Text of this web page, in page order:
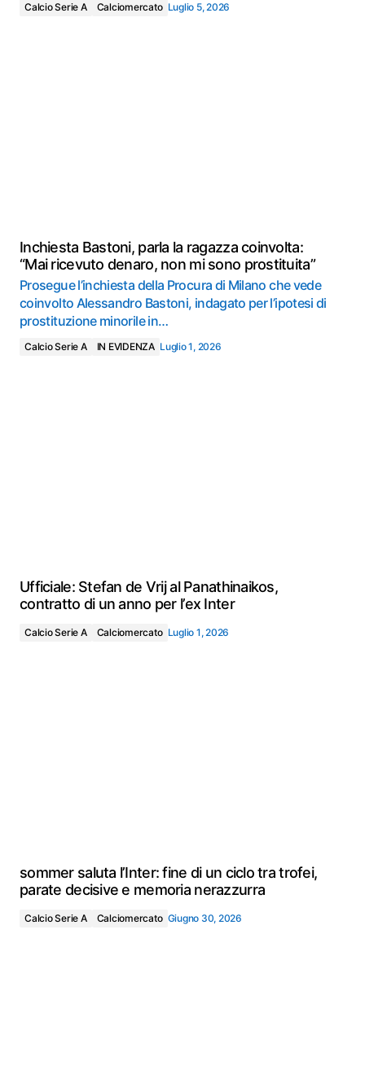
Calcio Serie A Calciomercato Luglio 5, 2026
Inchiesta Bastoni, parla la ragazza coinvolta:
“Mai ricevuto denaro, non mi sono prostituita”
Prosegue l’inchiesta della Procura di Milano che vede
coinvolto Alessandro Bastoni, indagato per l’ipotesi di
prostituzione minorile in…
Calcio Serie A IN EVIDENZA Luglio 1, 2026
Ufficiale: Stefan de Vrij al Panathinaikos,
contratto di un anno per l’ex Inter
Calcio Serie A Calciomercato Luglio 1, 2026
sommer saluta l’Inter: fine di un ciclo tra trofei,
parate decisive e memoria nerazzurra
Calcio Serie A Calciomercato Giugno 30, 2026